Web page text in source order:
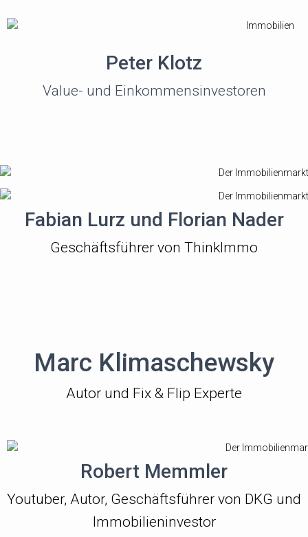
Peter Klotz
Value- und Einkommensinvestoren
Fabian Lurz und Florian Nader
Geschäftsführer von ThinkImmo
Marc Klimaschewsky
Autor und Fix & Flip Experte
Robert Memmler
Youtuber, Autor, Geschäftsführer von DKG und
Immobilieninvestor